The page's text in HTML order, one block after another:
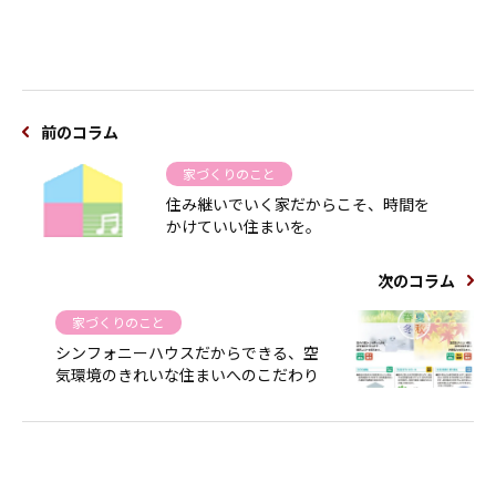
前のコラム
家づくりのこと
住み継いでいく家だからこそ、時間を
かけていい住まいを。
次のコラム
家づくりのこと
シンフォニーハウスだからできる、空
気環境のきれいな住まいへのこだわり